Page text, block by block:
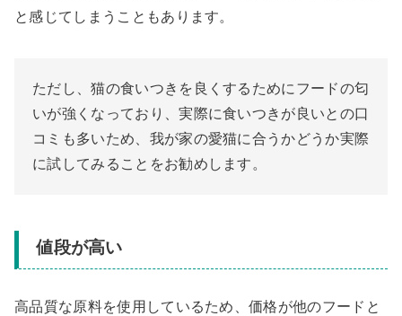
と感じてしまうこともあります。
ただし、猫の食いつきを良くするためにフードの匂
いが強くなっており、実際に食いつきが良いとの口
コミも多いため、我が家の愛猫に合うかどうか実際
に試してみることをお勧めします。
値段が高い
高品質な原料を使用しているため、価格が他のフードと